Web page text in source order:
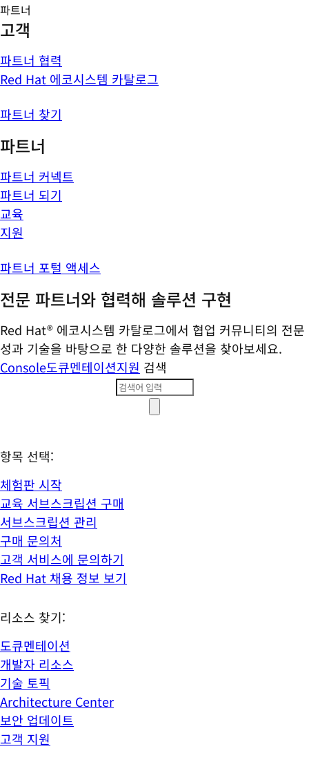
파트너
고객
파트너 협력
Red Hat 에코시스템 카탈로그
파트너 찾기
파트너
파트너 커넥트
파트너 되기
교육
지원
파트너 포털 액세스
전문 파트너와 협력해 솔루션 구현
Red Hat® 에코시스템 카탈로그에서 협업 커뮤니티의 전문
성과 기술을 바탕으로 한 다양한 솔루션을 찾아보세요.
Console도큐멘테이션지원 검색
항목 선택:
체험판 시작
교육 서브스크립션 구매
서브스크립션 관리
구매 문의처
고객 서비스에 문의하기
Red Hat 채용 정보 보기
리소스 찾기:
도큐멘테이션
개발자 리소스
기술 토픽
Architecture Center
보안 업데이트
고객 지원